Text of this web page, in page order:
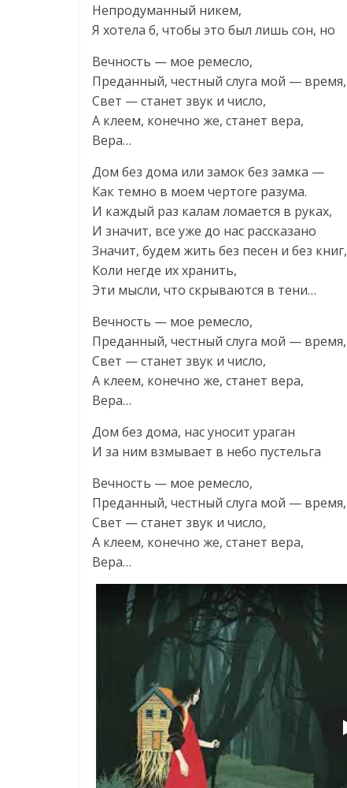
Непродуманный никем,
Я хотела б, чтобы это был лишь сон, но
Вечность — мое ремесло,
Преданный, честный слуга мой — время,
Свет — станет звук и число,
А клеем, конечно же, станет вера,
Вера…
Дом без дома или замок без замка —
Как темно в моем чертоге разума.
И каждый раз калам ломается в руках,
И значит, все уже до нас рассказано
Значит, будем жить без песен и без книг,
Коли негде их хранить,
Эти мысли, что скрываются в тени…
Вечность — мое ремесло,
Преданный, честный слуга мой — время,
Свет — станет звук и число,
А клеем, конечно же, станет вера,
Вера…
Дом без дома, нас уносит ураган
И за ним взмывает в небо пустельга
Вечность — мое ремесло,
Преданный, честный слуга мой — время,
Свет — станет звук и число,
А клеем, конечно же, станет вера,
Вера…